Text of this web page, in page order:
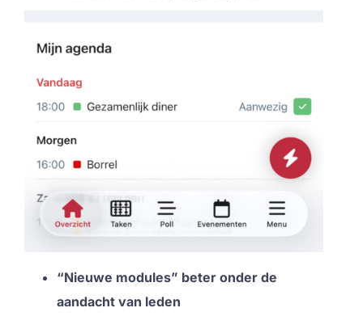
“Nieuwe modules” beter onder de
aandacht van leden